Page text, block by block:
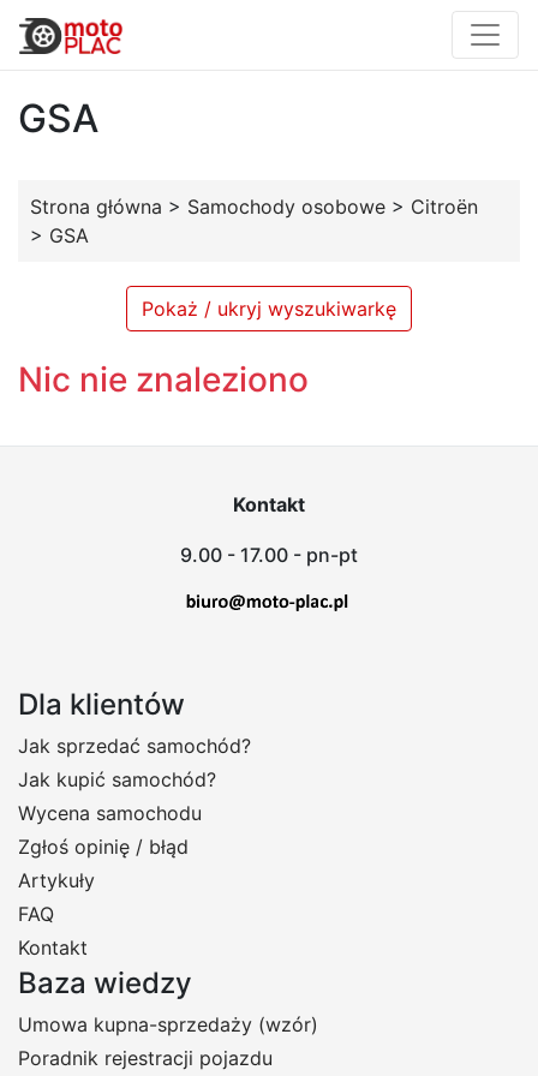
GSA
Strona główna > Samochody osobowe > Citroën
> GSA
Pokaż / ukryj wyszukiwarkę
Nic nie znaleziono
Kontakt
9.00 - 17.00 - pn-pt
Dla klientów
Jak sprzedać samochód?
Jak kupić samochód?
Wycena samochodu
Zgłoś opinię / błąd
Artykuły
FAQ
Kontakt
Baza wiedzy
Umowa kupna-sprzedaży (wzór)
Poradnik rejestracji pojazdu